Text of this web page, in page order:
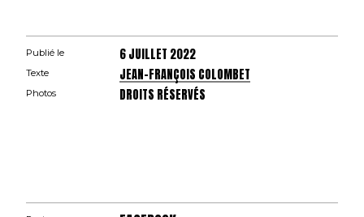
Publié le 6 JUILLET 2022
Texte JEAN-FRANÇOIS COLOMBET
Photos DROITS RÉSERVÉS